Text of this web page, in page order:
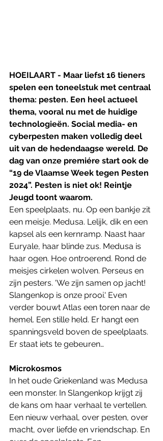
HOEILAART - Maar liefst 16 tieners
spelen een toneelstuk met centraal
thema: pesten. Een heel actueel
thema, vooral nu met de huidige
technologieën. Social media- en
cyberpesten maken volledig deel
uit van de hedendaagse wereld. De
dag van onze premiére start ook de
“19 de Vlaamse Week tegen Pesten
2024”. Pesten is niet ok! Reintje
Jeugd toont waarom.
Een speelplaats, nu. Op een bankje zit
een meisje. Medusa. Lelijk, dik en een
kapsel als een kernramp. Naast haar
Euryale, haar blinde zus. Medusa is
haar ogen. Hoe ontroerend. Rond de
meisjes cirkelen wolven. Perseus en
zijn pesters. 'We zijn samen op jacht!
Slangenkop is onze prooi.' Even
verder bouwt Atlas een toren naar de
hemel. Een stille held. Er hangt een
spanningsveld boven de speelplaats.
Er staat iets te gebeuren…
Microkosmos
In het oude Griekenland was Medusa
een monster. In Slangenkop krijgt zij
de kans om haar verhaal te vertellen.
Een nieuw verhaal, over pesten, over
macht, over liefde en vriendschap. En